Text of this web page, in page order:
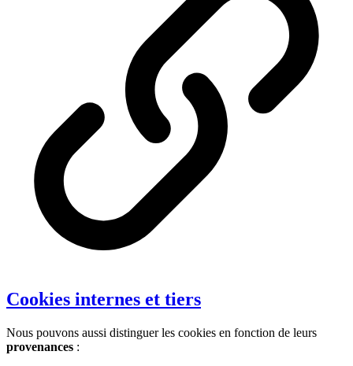
Cookies internes et tiers
Nous pouvons aussi distinguer les cookies en fonction de leurs
provenances :